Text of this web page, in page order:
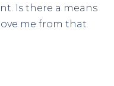
Is there a means
me from that